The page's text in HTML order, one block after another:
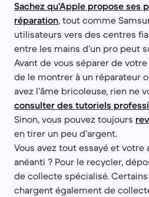
Sachez qu’Apple propose ses
réparation, tout comme
utilisateurs vers des centres
entre les mains d’un pro peut
Avant de vous séparer de
de le montrer à un réparateur
avez l’âme bricoleuse, rien ne
consulter des tutoriels
Sinon, vous pouvez toujours
en tirer un peu d’argent.
Vous avez tout essayé et
anéanti ? Pour le recycler,
de collecte spécialisé.
chargent également de